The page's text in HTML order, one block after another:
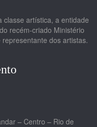
classe artística, a entidade
recém-criado Ministério
dos artistas.
– Centro – Rio de